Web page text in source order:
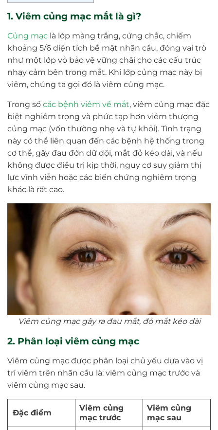
1. Viêm củng mạc mắt là gì?
Củng mạc là lớp màng trắng, cứng chắc, chiếm
khoảng 5/6 diện tích bề mặt nhãn cầu, đóng vai trò
như một lớp vỏ bảo vệ vững chãi cho các cấu trúc
nhạy cảm bên trong mắt. Khi lớp củng mạc này bị
viêm, chúng ta gọi đó là viêm củng mạc.
Trong số các bệnh viêm về mắt, viêm củng mạc đặc
biệt nghiêm trọng và phức tạp hơn viêm thượng
củng mạc (vốn thường nhẹ và tự khỏi). Tình trạng
này có thể liên quan đến các bệnh hệ thống trong
cơ thể, gây đau đớn dữ dội, mắt đỏ kéo dài, và nếu
không được điều trị kịp thời, nguy cơ suy giảm thị
lực vĩnh viễn hoặc các biến chứng nghiêm trọng
khác là rất cao.
Viêm củng mạc gây ra đau mắt, đỏ mắt kéo dài
2. Phân loại viêm củng mạc
Viêm củng mạc được phân loại chủ yếu dựa vào vị
trí viêm trên nhãn cầu là: viêm củng mạc trước và
viêm củng mạc sau.
Đặc điểm
Viêm củng
mạc trước
Viêm củng
mạc sau